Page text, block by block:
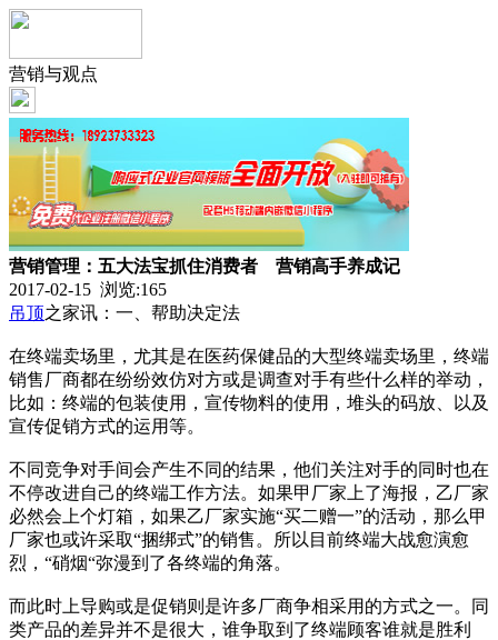
营销与观点
营销管理：五大法宝抓住消费者 营销高手养成记
2017-02-15 浏览:165
吊顶之家讯：一、帮助决定法
在终端卖场里，尤其是在医药保健品的大型终端卖场里，终端
销售厂商都在纷纷效仿对方或是调查对手有些什么样的举动，
比如：终端的包装使用，宣传物料的使用，堆头的码放、以及
宣传促销方式的运用等。
不同竞争对手间会产生不同的结果，他们关注对手的同时也在
不停改进自己的终端工作方法。如果甲厂家上了海报，乙厂家
必然会上个灯箱，如果乙厂家实施“买二赠一”的活动，那么甲
厂家也或许采取“捆绑式”的销售。所以目前终端大战愈演愈
烈，“硝烟“弥漫到了各终端的角落。
而此时上导购或是促销则是许多厂商争相采用的方式之一。同
类产品的差异并不是很大，谁争取到了终端顾客谁就是胜利